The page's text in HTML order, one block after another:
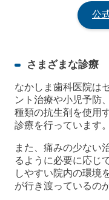
公
さまざまな診療
なかしま歯科医院は
ント治療や小児予防
種類の抗生剤を使用
診療を行っています。
また、痛みの少ない
るように必要に応じ
しやすい院内の環境
が行き渡っているの